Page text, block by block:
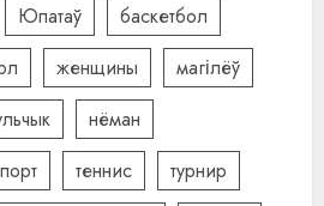
Юпатаў
баскетбол
женщины
магілёў
нёман
теннис
турнир